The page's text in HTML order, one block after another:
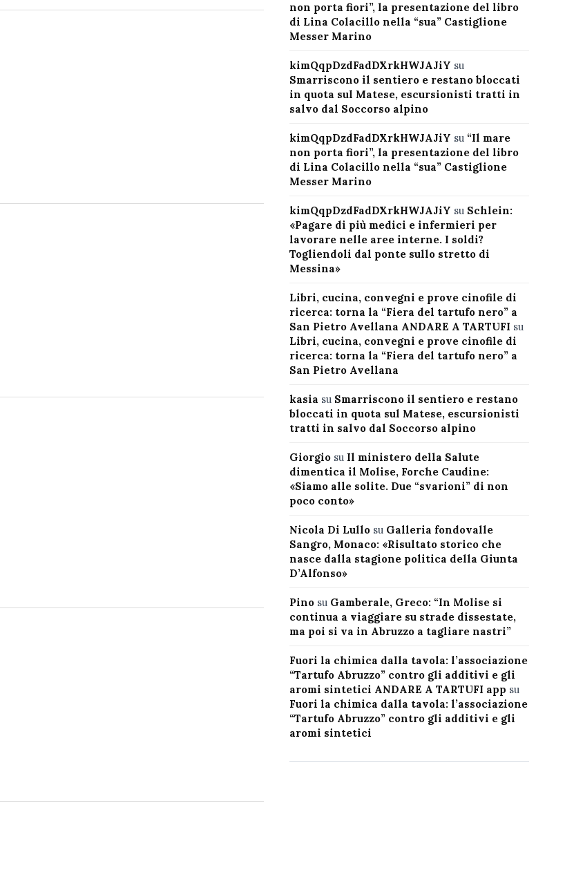
non porta fiori”, la presentazione del libro
di Lina Colacillo nella “sua” Castiglione
Messer Marino
kimQqpDzdFadDXrkHWJAJiY su
Smarriscono il sentiero e restano bloccati
in quota sul Matese, escursionisti tratti in
salvo dal Soccorso alpino
kimQqpDzdFadDXrkHWJAJiY su “Il mare
non porta fiori”, la presentazione del libro
di Lina Colacillo nella “sua” Castiglione
Messer Marino
kimQqpDzdFadDXrkHWJAJiY su Schlein:
«Pagare di più medici e infermieri per
lavorare nelle aree interne. I soldi?
Togliendoli dal ponte sullo stretto di
Messina»
Libri, cucina, convegni e prove cinofile di
ricerca: torna la “Fiera del tartufo nero” a
San Pietro Avellana ANDARE A TARTUFI su
Libri, cucina, convegni e prove cinofile di
ricerca: torna la “Fiera del tartufo nero” a
San Pietro Avellana
kasia su Smarriscono il sentiero e restano
bloccati in quota sul Matese, escursionisti
tratti in salvo dal Soccorso alpino
Giorgiosu Il ministero della Salute
dimentica il Molise, Forche Caudine:
«Siamo alle solite. Due “svarioni” di non
poco conto»
Nicola Di Lullosu Galleria fondovalle
Sangro, Monaco: «Risultato storico che
nasce dalla stagione politica della Giunta
D’Alfonso»
Pinosu Gamberale, Greco: “In Molise si
continua a viaggiare su strade dissestate,
ma poi si va in Abruzzo a tagliare nastri”
Fuori la chimica dalla tavola: l’associazione
“Tartufo Abruzzo” contro gli additivi e gli
aromi sintetici ANDARE A TARTUFI app su
Fuori la chimica dalla tavola: l’associazione
“Tartufo Abruzzo” contro gli additivi e gli
aromi sintetici